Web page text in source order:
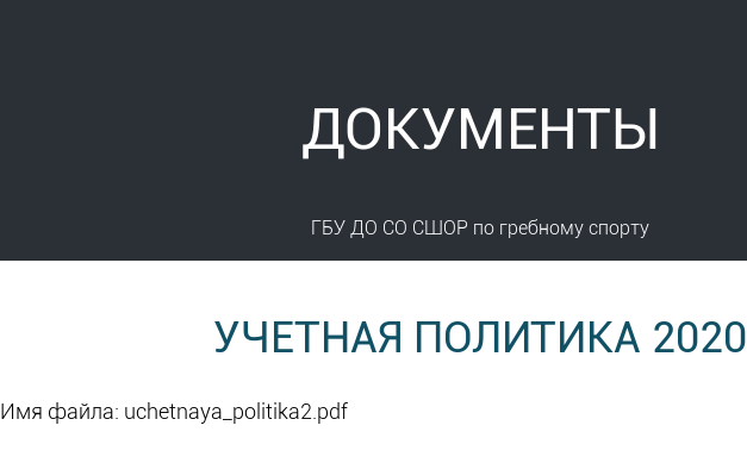
ДОКУМЕНТЫ
ГБУ ДО СО СШОР по гребному спорту
УЧЕТНАЯ ПОЛИТИКА 2020
Имя файла: uchetnaya_politika2.pdf